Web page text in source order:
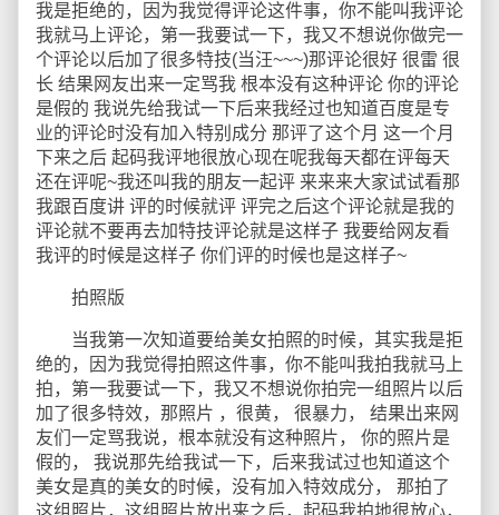
我是拒绝的，因为我觉得评论这件事，你不能叫我评论
我就马上评论，第一我要试一下，我又不想说你做完一
个评论以后加了很多特技(当汪~~~)那评论很好 很雷 很
长 结果网友出来一定骂我 根本没有这种评论 你的评论
是假的 我说先给我试一下后来我经过也知道百度是专
业的评论时没有加入特别成分 那评了这个月 这一个月
下来之后 起码我评地很放心现在呢我每天都在评每天
还在评呢~我还叫我的朋友一起评 来来来大家试试看那
我跟百度讲 评的时候就评 评完之后这个评论就是我的
评论就不要再去加特技评论就是这样子 我要给网友看
我评的时候是这样子 你们评的时候也是这样子~
拍照版
当我第一次知道要给美女拍照的时候，其实我是拒
绝的，因为我觉得拍照这件事，你不能叫我拍我就马上
拍，第一我要试一下，我又不想说你拍完一组照片以后
加了很多特效，那照片 ，很黄， 很暴力， 结果出来网
友们一定骂我说，根本就没有这种照片， 你的照片是
假的， 我说那先给我试一下，后来我试过也知道这个
美女是真的美女的时候，没有加入特效成分， 那拍了
这组照片，这组照片放出来之后，起码我拍地很放心，